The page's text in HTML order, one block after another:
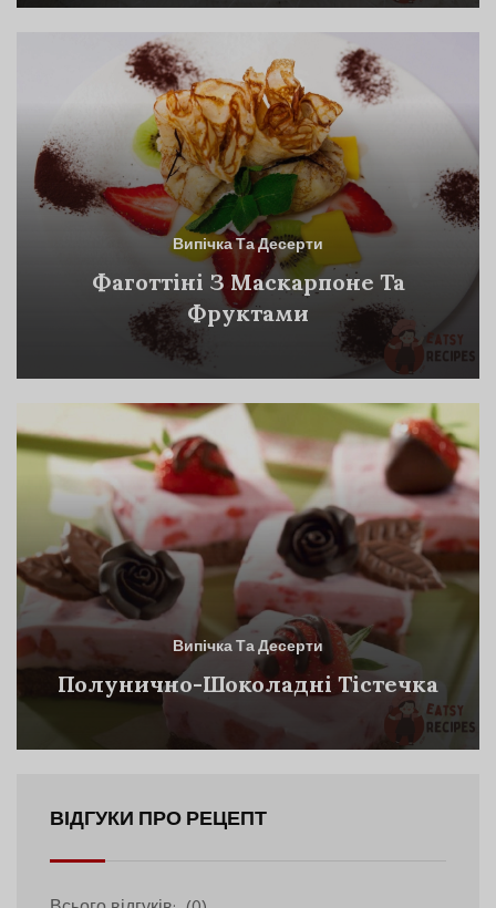
Випічка Та Десерти
Фаготтіні З Маскарпоне Та
Фруктами
Випічка Та Десерти
Полунично-Шоколадні Тістечка
ВІДГУКИ ПРО РЕЦЕПТ